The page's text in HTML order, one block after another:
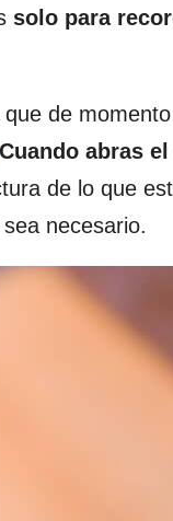
solo para
de
Cuando abras
de lo que
necesario.